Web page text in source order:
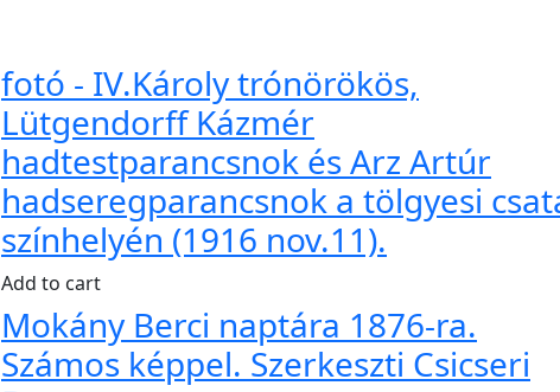
fotó - IV.Károly trónörökös,
Lütgendorff Kázmér
hadtestparancsnok és Arz Artúr
hadseregparancsnok a tölgyesi
színhelyén (1916 nov.11).
Add to cart
Mokány Berci naptára 1876-ra.
Számos képpel. Szerkeszti Csicseri